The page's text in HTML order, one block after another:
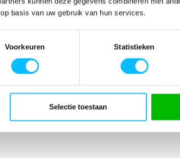
basis van uw gebruik van hun services.
Voorkeuren Statistieken
Selectie toestaan
SPECIFICATIES
Artikelnummer
-
Model
51587-969
Mascot
95% katoen/5%
nl_materiaal
Katoen
Producttype
Poloshirt
Levertijd